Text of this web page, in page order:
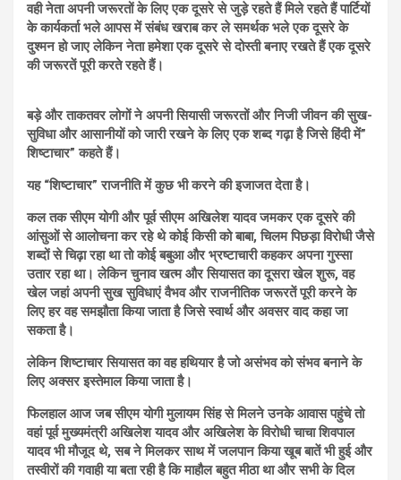
वही नेता अपनी जरूरतों के लिए एक दूसरे से जुड़े रहते हैं मिले रहते हैं पार्टियों
के कार्यकर्ता भले आपस में संबंध खराब कर ले समर्थक भले एक दूसरे के
दुश्मन हो जाए लेकिन नेता हमेशा एक दूसरे से दोस्ती बनाए रखते हैं एक दूसरे
की जरूरतें पूरी करते रहते हैं।
बड़े और ताकतवर लोगों ने अपनी सियासी जरूरतों और निजी जीवन की सुख-
सुविधा और आसानीयों को जारी रखने के लिए एक शब्द गढ़ा है जिसे हिंदी में”
शिष्टाचार” कहते हैं।
यह “शिष्टाचार” राजनीति में कुछ भी करने की इजाजत देता है।
कल तक सीएम योगी और पूर्व सीएम अखिलेश यादव जमकर एक दूसरे की
आंसुओं से आलोचना कर रहे थे कोई किसी को बाबा, चिलम पिछड़ा विरोधी जैसे
शब्दों से चिढ़ा रहा था तो कोई बबुआ और भ्रष्टाचारी कहकर अपना गुस्सा
उतार रहा था। लेकिन चुनाव खत्म और सियासत का दूसरा खेल शुरू, वह
खेल जहां अपनी सुख सुविधाएं वैभव और राजनीतिक जरूरतें पूरी करने के
लिए हर वह समझौता किया जाता है जिसे स्वार्थ और अवसर वाद कहा जा
सकता है।
लेकिन शिष्टाचार सियासत का वह हथियार है जो असंभव को संभव बनाने के
लिए अक्सर इस्तेमाल किया जाता है।
फिलहाल आज जब सीएम योगी मुलायम सिंह से मिलने उनके आवास पहुंचे तो
वहां पूर्व मुख्यमंत्री अखिलेश यादव और अखिलेश के विरोधी चाचा शिवपाल
यादव भी मौजूद थे, सब ने मिलकर साथ में जलपान किया खूब बातें भी हुई और
तस्वीरों की गवाही या बता रही है कि माहौल बहुत मीठा था और सभी के दिल